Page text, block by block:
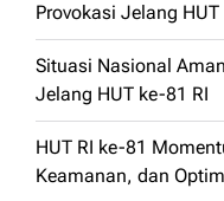
Provokasi Jelang HUT
Situasi Nasional
Jelang HUT ke-81 RI
HUT RI ke-81
Keamanan, dan